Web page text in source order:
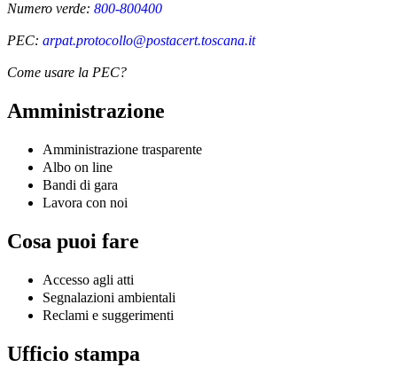
Numero verde: 800-800400
PEC: arpat.protocollo@postacert.toscana.it
Come usare la PEC?
Amministrazione
Amministrazione trasparente
Albo on line
Bandi di gara
Lavora con noi
Cosa puoi fare
Accesso agli atti
Segnalazioni ambientali
Reclami e suggerimenti
Ufficio stampa